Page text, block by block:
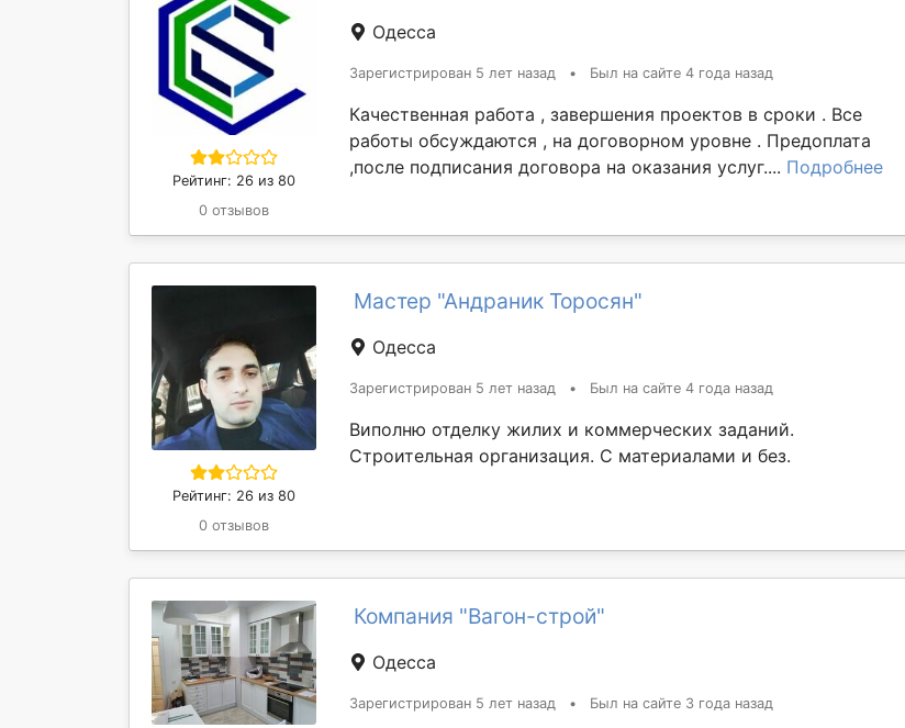
Рейтинг: 26 из 80
0 отзывов
Одесса
Зарегистрирован 5 лет назад • Был на сайте 4 года назад
Качественная работа , завершения проектов в сроки . Все
работы обсуждаются , на договорном уровне . Предоплата
,после подписания договора на оказания услуг.... Подробнее
Рейтинг: 26 из 80
0 отзывов
Мастер "Андраник Торосян"
Одесса
Зарегистрирован 5 лет назад • Был на сайте 4 года назад
Виполню отделку жилих и коммерческих заданий.
Строительная организация. С материалами и без.
Компания "Вагон-строй"
Одесса
Зарегистрирован 5 лет назад • Был на сайте 3 года назад